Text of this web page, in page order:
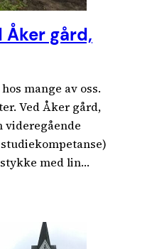
Åker gård,
mange av oss.
Ved Åker gård,
videregående
med lin…